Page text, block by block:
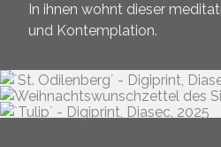
In ihnen wohnt dieser
und Kontemplation.